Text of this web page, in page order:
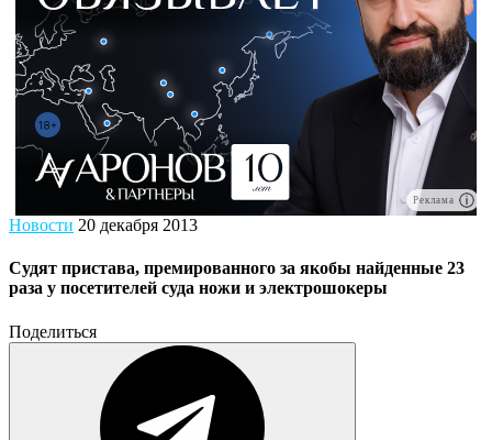
Реклама
Новости 20 декабря 2013
Судят пристава, премированного за якобы найденные 23
раза у посетителей суда ножи и электрошокеры
Поделиться